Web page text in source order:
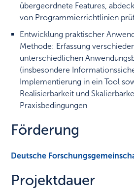
übergeordnete Features,
von Programmierrichtlinien
Entwicklung praktischer
Methode: Erfassung
unterschiedlichen
(insbesondere
Implementierung in ein Tool
Realisierbarkeit und
Praxisbedingungen
Förderung
Deutsche
Projektdauer